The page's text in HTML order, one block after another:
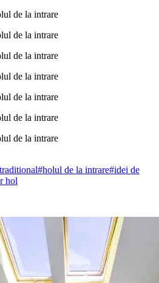
de la intrare
de la intrare
de la intrare
de la intrare
de la intrare
de la intrare
de la intrare
#holul de la intrare#idei de
hol